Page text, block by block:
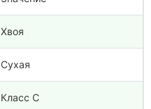
Хвоя
Сухая
Класс С